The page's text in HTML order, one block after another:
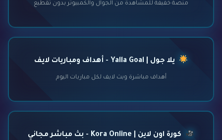
منصة خفيفة للمشاهدة من الجوال والكمبيوتر بدون تقطيع
يلا جول | Yalla Goal - أهداف ومباريات لايف
أهداف مباشرة وبث لايف لكل مباريات اليوم
كورة اون لاين | Kora Online - بث مباشر مجاني